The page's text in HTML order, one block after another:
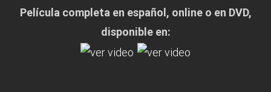
Película completa en español, online o en DVD,
disponible en: